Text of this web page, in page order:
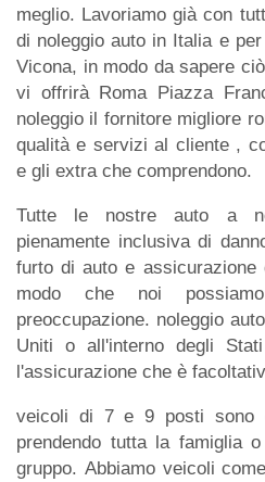
meglio. Lavoriamo già con
di noleggio auto in Italia e
Vicona, in modo da sapere
vi offrirà Roma Piazza
noleggio il fornitore migliore
qualità e servizi al cliente ,
e gli extra che comprendono.
Tutte le nostre auto a
pienamente inclusiva di
furto di auto e
modo che noi
preoccupazione. noleggio
Uniti o all'interno degli
l'assicurazione che è
veicoli di 7 e 9 posti sono
prendendo tutta la famiglia
gruppo. Abbiamo veicoli